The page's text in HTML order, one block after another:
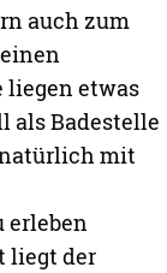
auch zum
liegen etwas
als Badestelle
mit
erleben
liegt der